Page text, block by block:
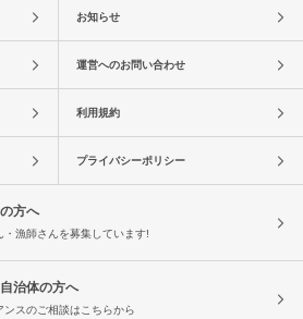
お知らせ
運営へのお問い合わせ
利用規約
プライバシーポリシー
方へ
・漁師さんを募集しています!
治体の方へ
ンスのご相談はこちらから